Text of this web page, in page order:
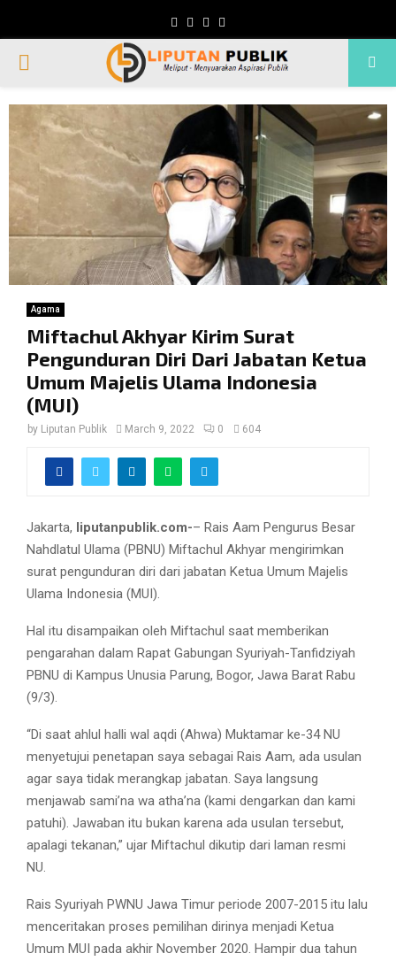
Facebook
TwitterInstagram
PRIMARY
MENU
Agama
Miftachul Akhyar Kirim Surat
Pengunduran Diri Dari Jabatan Ketua
Umum Majelis Ulama Indonesia
(MUI)
by Liputan Publik March 9, 2022 0 604
Jakarta, liputanpublik.com-– Rais Aam Pengurus Besar
Nahdlatul Ulama (PBNU) Miftachul Akhyar mengirimkan
surat pengunduran diri dari jabatan Ketua Umum Majelis
Ulama Indonesia (MUI).
Hal itu disampaikan oleh Miftachul saat memberikan
pengarahan dalam Rapat Gabungan Syuriyah-Tanfidziyah
PBNU di Kampus Unusia Parung, Bogor, Jawa Barat Rabu
(9/3).
“Di saat ahlul halli wal aqdi (Ahwa) Muktamar ke-34 NU
menyetujui penetapan saya sebagai Rais Aam, ada usulan
agar saya tidak merangkap jabatan. Saya langsung
menjawab sami’na wa atha’na (kami dengarkan dan kami
patuhi). Jawaban itu bukan karena ada usulan tersebut,
apalagi tekanan,” ujar Miftachul dikutip dari laman resmi
NU.
Rais Syuriyah PWNU Jawa Timur periode 2007-2015 itu lalu
menceritakan proses pemilihan dirinya menjadi Ketua
Umum MUI pada akhir November 2020. Hampir dua tahun